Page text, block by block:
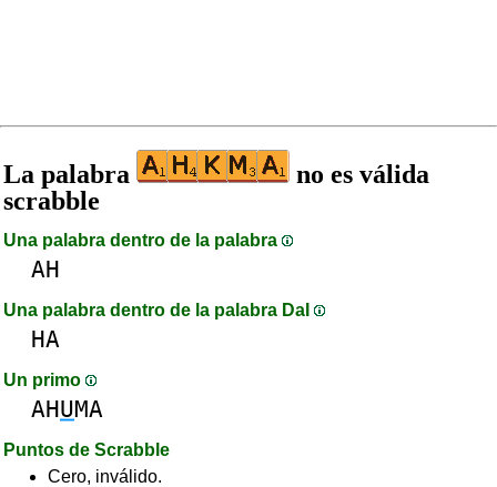
La palabra
no es válida
scrabble
Una palabra dentro de la palabra
AH
Una palabra dentro de la palabra DaI
HA
Un primo
AHUMA
Puntos de Scrabble
Cero, inválido.